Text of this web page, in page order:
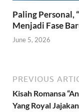
Paling Personal,
Menjadi Fase
June 5, 2026
PREVIOUS
Kisah Romansa
Yang Royal